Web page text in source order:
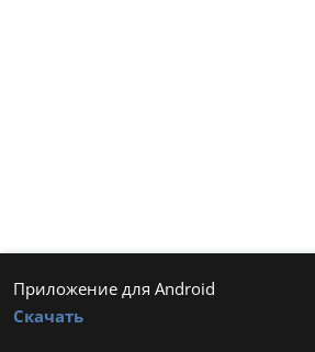
Приложение для Android
Скачать